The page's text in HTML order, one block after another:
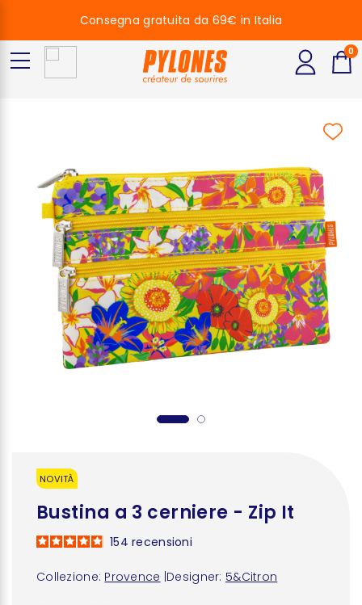
NOVITÀ
Bustina a 3 cerniere - Zip It
Collezione: Provence Designer: 5&Citron
154recensioni
Consegna gratuita da 69€ in Italia
0